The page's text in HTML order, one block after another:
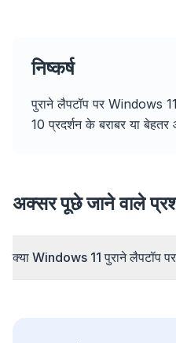
निष्कर्ष
पुराने लैपटॉप पर Windows
10 प्रदर्शन के बराबर या
अक्सर पूछे जाने वाले
क्या Windows 11 पुराने लैपटॉप
Up to 3× faster